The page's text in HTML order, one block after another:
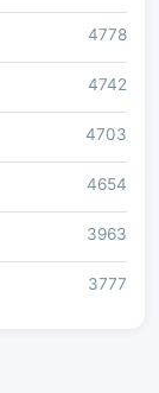
4778
4742
4703
4654
3963
3777